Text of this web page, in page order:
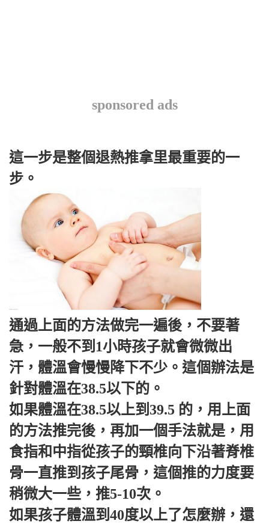
sponsored ads
這一步是整個退熱推拿里最重要的一
步。
通過上面的方法做完一遍後，不要著
急，一般不到1小時孩子就會微微出
汗，體溫會慢慢降下不少。這個辦法是
針對體溫在38.5以下的。
如果體溫在38.5以上到39.5 的，用上面
的方法推完後，再加一個手法就是，用
食指和中指從孩子的頸椎向下沿著脊椎
骨一直推到孩子尾骨，這個推的力度要
稍微大一些，推5-10次。
如果孩子體溫到40度以上了怎麼辦，還